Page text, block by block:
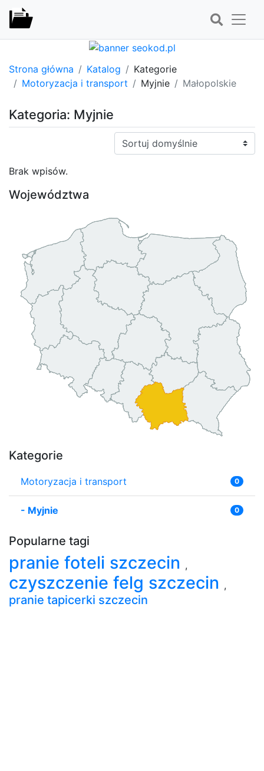
Strona główna Katalog
Kategorie
Motoryzacja i transport
Myjnie Małopolskie
Kategoria: Myjnie
Sortuj:
Brak wpisów.
Województwa
Kategorie
Motoryzacja i transport 0
- Myjnie 0
Popularne tagi
pranie foteli szczecin ,
czyszczenie felg szczecin ,
pranie tapicerki szczecin